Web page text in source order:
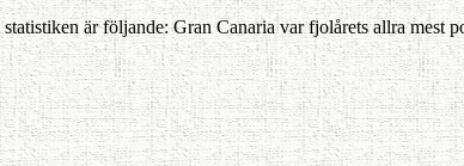
är följande: Gran Canaria var fjolårets allra mest